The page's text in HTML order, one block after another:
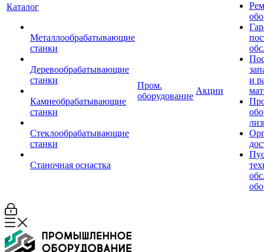
Каталог
Металлообрабатывающие
станки
Деревообрабатывающие
станки
Камнеобрабатывающие
станки
Стеклообрабатывающие
станки
Станочная оснастка
Пром.
оборудование
Акции
и